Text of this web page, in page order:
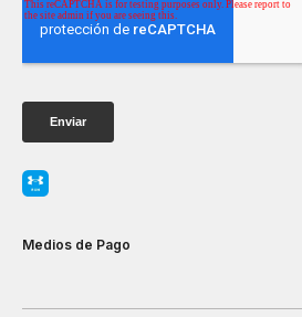
Medios de Pago